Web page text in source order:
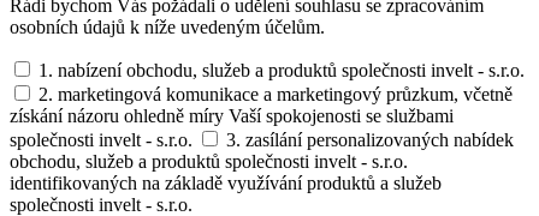
Rádi bychom Vás požádali o udělení souhlasu se zpracováním
osobních údajů k níže uvedeným účelům.
1. nabízení obchodu, služeb a produktů společnosti invelt - s.r.o.
2. marketingová komunikace a marketingový průzkum, včetně
získání názoru ohledně míry Vaší spokojenosti se službami
společnosti invelt - s.r.o.
3. zasílání personalizovaných nabídek
obchodu, služeb a produktů společnosti invelt - s.r.o.
identifikovaných na základě využívání produktů a služeb
společnosti invelt - s.r.o.